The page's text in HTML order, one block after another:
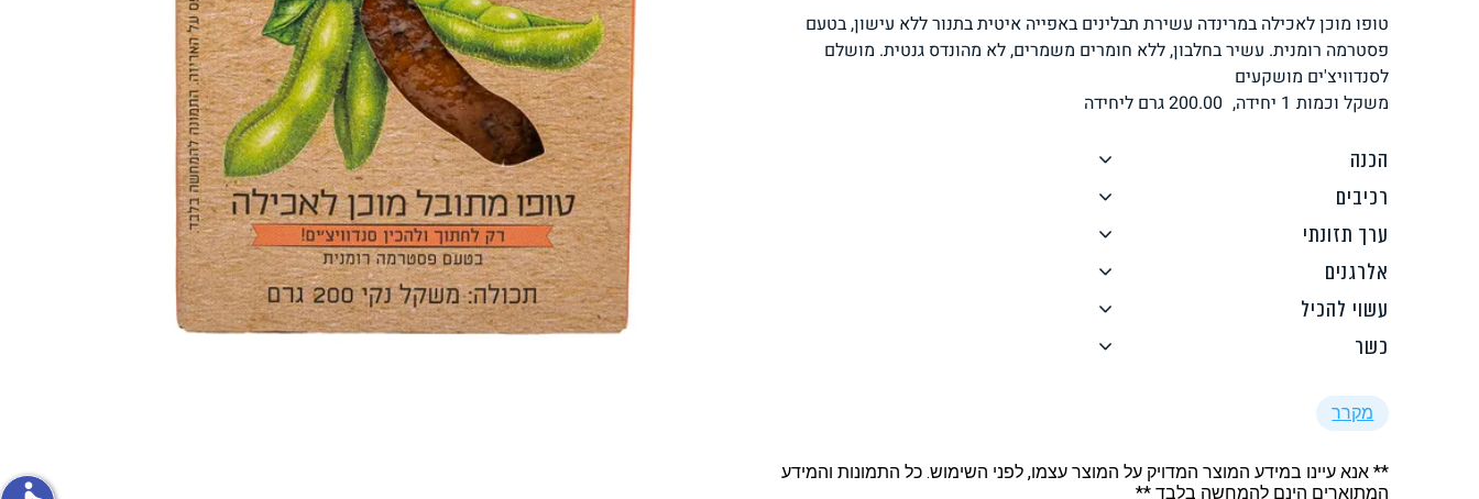
לחם, עוגות, מאפים גלידות טבעוניות פסטה, אטריות וקטניות מזווה פירות וירקות
ממרחים ורטבים גיפט קארד עשיר בחלבון על האש
טופו מוכן לאכילה במרינדה עשירת תבלינים באפייה איטית בתנור ללא עישון, בטעם
פסטרמה רומנית. עשיר בחלבון, ללא חומרים משמרים, לא מהונדס גנטית. מושלם
לסנדוויצ'ים מושקעים
משקל וכמות 1 יחידה, 200.00גרם ליחידה
הכנה
רכיבים
ערך תזונתי
אלרגנים
עשוי להכיל
כשר
מקרר
** אנא עיינו במידע המוצר המדויק על המוצר עצמו, לפני השימוש. כל התמונות והמידע
המתוארים הינם להמחשה בלבד **